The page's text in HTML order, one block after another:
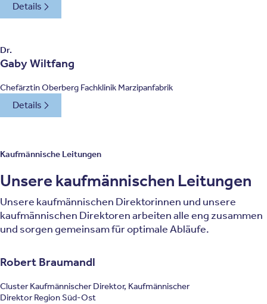
Details
Dr.
Gaby Wiltfang
Chefärztin Oberberg Fachklinik Marzipanfabrik
Details
Kaufmännische Leitungen
Unsere kaufmännischen Leitungen
Unsere kaufmännischen Direktorinnen und unsere
kaufmännischen Direktoren arbeiten alle eng zusammen
und sorgen gemeinsam für optimale Abläufe.
Robert Braumandl
Cluster Kaufmännischer Direktor, Kaufmännischer
Direktor Region Süd-Ost